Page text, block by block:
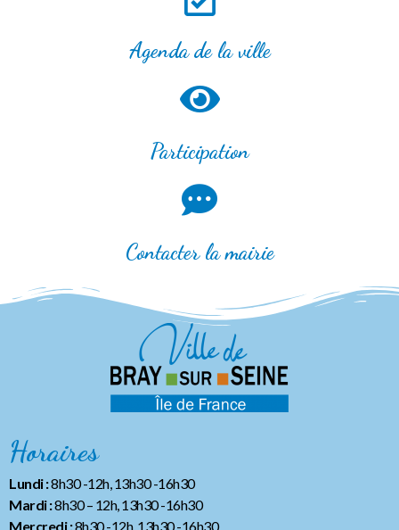
Agenda de la ville
Participation
Contacter la mairie
Horaires
Lundi :8h30 -12h, 13h30 -16h30
Mardi :8h30 – 12h, 13h30 -16h30
Mercredi :8h30 -12h, 13h30 -16h30